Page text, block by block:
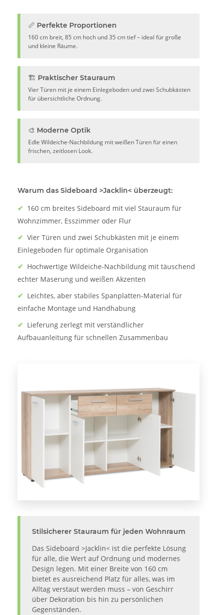
📏 Perfekte Proportionen
160 cm breit, 85 cm hoch und 35 cm tief – ideal für große
und kleine Räume.
🏗️ Praktischer Stauraum
Vier Türen mit je einem Einlegeboden und zwei Schubkästen
für übersichtliche Ordnung.
🎨 Moderne Optik
Edle Wildeiche-Nachbildung mit weißen Türen für einen
frischen, zeitlosen Look.
Warum das Sideboard >Jacklin< überzeugt:
✔ 160 cm breites Sideboard mit viel Stauraum für
Wohnzimmer, Esszimmer oder Flur
✔ Vier Türen und zwei Schubkästen mit je einem
Einlegeboden für optimale Organisation
✔ Hochwertige Wildeiche-Nachbildung mit täuschend
echter Maserung und weißen Akzenten
✔ Leichtes, aber stabiles Spanplatten-Material für
einfache Montage und Handhabung
✔ Lieferung zerlegt mit verständlicher
Aufbauanleitung für schnellen Zusammenbau
Stilsicherer Stauraum für jeden Wohnraum
Das Sideboard >Jacklin< ist die perfekte Lösung
für alle, die Wert auf Ordnung und modernes
Design legen. Mit einer Breite von 160 cm
bietet es ausreichend Platz für alles, was im
Alltag verstaut werden muss – von Geschirr
über Dekoration bis hin zu persönlichen
Gegenständen.